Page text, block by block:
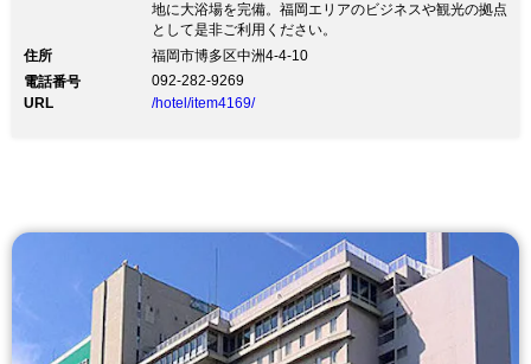
地に大浴場を完備。福岡エリアのビジネスや観光の拠点
として是非ご利用ください。
住所
福岡市博多区中洲4-4-10
電話番号
092-282-9269
URL
/hotel/item4169/